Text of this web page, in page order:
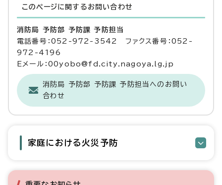
このページに関する お問い合わせ
消防局 予防部 予防課 予防担当
電話番号：052-972-3542 ファクス番号：052-
972-4196
Eメール：00yobo@fd.city.nagoya.lg.jp
消防局 予防部 予防課 予防担当へのお問い
合わせ
家庭における火災予防